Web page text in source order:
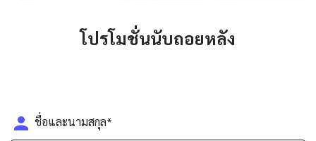
โปรโมชั่นนับถอยหลัง
ชื่อและนามสกุล*